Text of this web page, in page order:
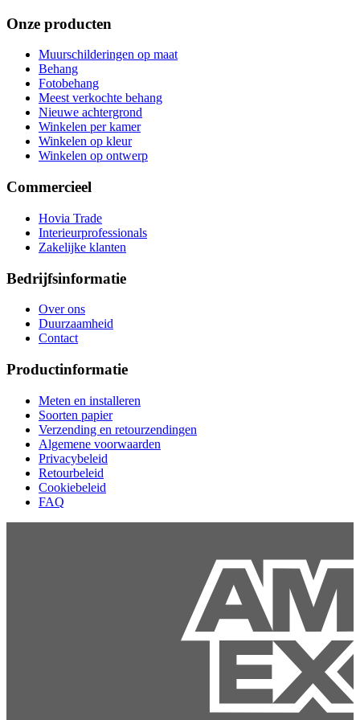
Onze producten
Muurschilderingen op maat
Behang
Fotobehang
Meest verkochte behang
Nieuwe achtergrond
Winkelen per kamer
Winkelen op kleur
Winkelen op ontwerp
Commercieel
Hovia Trade
Interieurprofessionals
Zakelijke klanten
Bedrijfsinformatie
Over ons
Duurzaamheid
Contact
Productinformatie
Meten en installeren
Soorten papier
Verzending en retourzendingen
Algemene voorwaarden
Privacybeleid
Retourbeleid
Cookiebeleid
FAQ